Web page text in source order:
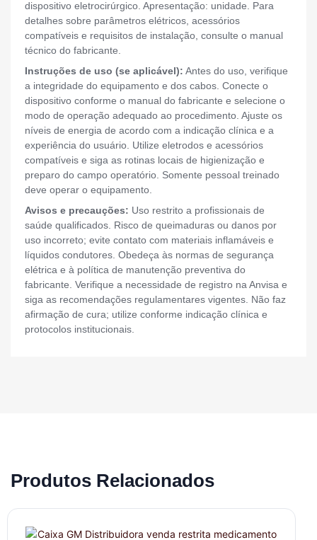
dispositivo eletrocirúrgico. Apresentação: unidade. Para
detalhes sobre parâmetros elétricos, acessórios
compatíveis e requisitos de instalação, consulte o manual
técnico do fabricante.
Instruções de uso (se aplicável): Antes do uso, verifique
a integridade do equipamento e dos cabos. Conecte o
dispositivo conforme o manual do fabricante e selecione o
modo de operação adequado ao procedimento. Ajuste os
níveis de energia de acordo com a indicação clínica e a
experiência do usuário. Utilize eletrodos e acessórios
compatíveis e siga as rotinas locais de higienização e
preparo do campo operatório. Somente pessoal treinado
deve operar o equipamento.
Avisos e precauções: Uso restrito a profissionais de
saúde qualificados. Risco de queimaduras ou danos por
uso incorreto; evite contato com materiais inflamáveis e
líquidos condutores. Obedeça às normas de segurança
elétrica e à política de manutenção preventiva do
fabricante. Verifique a necessidade de registro na Anvisa e
siga as recomendações regulamentares vigentes. Não faz
afirmação de cura; utilize conforme indicação clínica e
protocolos institucionais.
Produtos Relacionados